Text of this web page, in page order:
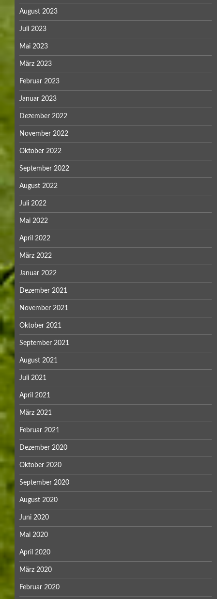
August 2023
Juli 2023
Mai 2023
März 2023
Februar 2023
Januar 2023
Dezember 2022
November 2022
Oktober 2022
September 2022
August 2022
Juli 2022
Mai 2022
April 2022
März 2022
Januar 2022
Dezember 2021
November 2021
Oktober 2021
September 2021
August 2021
Juli 2021
April 2021
März 2021
Februar 2021
Dezember 2020
Oktober 2020
September 2020
August 2020
Juni 2020
Mai 2020
April 2020
März 2020
Februar 2020